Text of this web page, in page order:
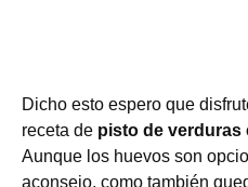
Dicho esto espero que
receta de pisto de
Aunque los huevos son
aconsejo, como también